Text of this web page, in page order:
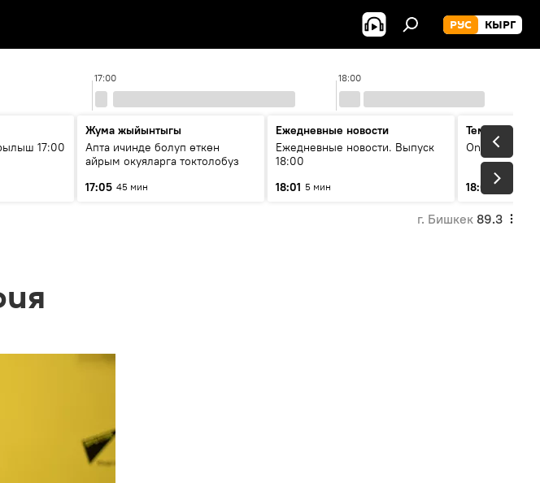
РУС КЫРГ
17:00 18:00
17:00
Жума жыйынтыгы
Апта ичинде болуп өткөн
айрым окуяларга токтолобуз
17:05 45 мин
Ежедневные новости
Ежедневные новости. Выпуск
18:00
18:01 5 мин
Тема дня
On air
18:07
г. Бишкек 89.3